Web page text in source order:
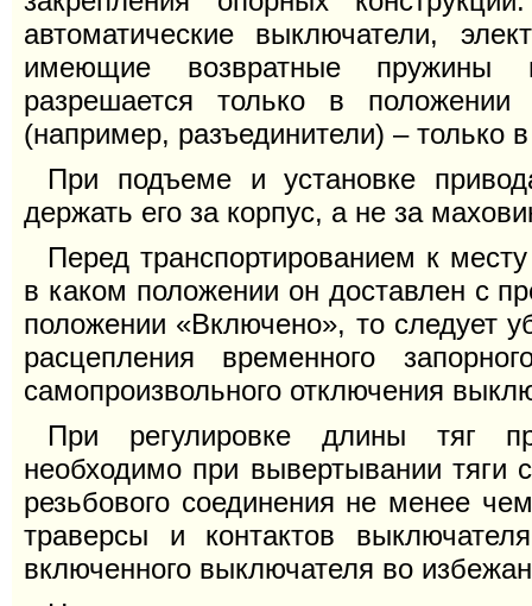
автоматические выключатели,
имеющие возвратные пружины
разрешается только в
(например, разъединители) – только
При подъеме и установке
держать его за корпус, а не за
Перед транспортированием к
в каком положении он доставлен с
положении «Включено», то следует
расцепления временного
самопроизвольного отключения
При регулировке длины тяг
необходимо при вывертывании тяги
резьбового соединения не менее
траверсы и контактов
включенного выключателя во